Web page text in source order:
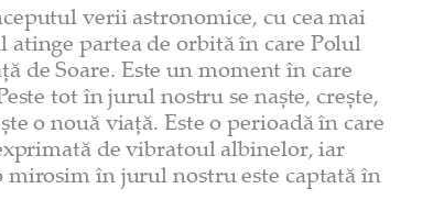
verii astronomice, cu cea mai
partea de orbită în care Polul
de Soare. Este un moment în care
tot în jurul nostru se naște, crește,
o nouă viață. Este o perioadă în care
de vibratoul albinelor, iar
mirosim în jurul nostru este captată în